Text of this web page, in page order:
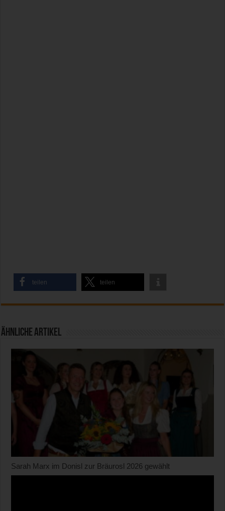
teilen teilen
Ähnliche Artikel
Sarah Marx im Donisl zur Bräurosl 2026 gewählt